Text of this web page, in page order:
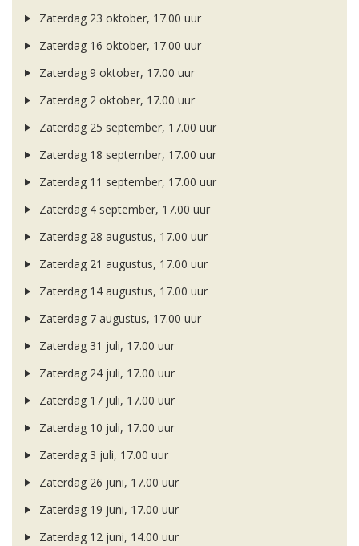
Zaterdag 23 oktober, 17.00 uur
Zaterdag 16 oktober, 17.00 uur
Zaterdag 9 oktober, 17.00 uur
Zaterdag 2 oktober, 17.00 uur
Zaterdag 25 september, 17.00 uur
Zaterdag 18 september, 17.00 uur
Zaterdag 11 september, 17.00 uur
Zaterdag 4 september, 17.00 uur
Zaterdag 28 augustus, 17.00 uur
Zaterdag 21 augustus, 17.00 uur
Zaterdag 14 augustus, 17.00 uur
Zaterdag 7 augustus, 17.00 uur
Zaterdag 31 juli, 17.00 uur
Zaterdag 24 juli, 17.00 uur
Zaterdag 17 juli, 17.00 uur
Zaterdag 10 juli, 17.00 uur
Zaterdag 3 juli, 17.00 uur
Zaterdag 26 juni, 17.00 uur
Zaterdag 19 juni, 17.00 uur
Zaterdag 12 juni, 14.00 uur